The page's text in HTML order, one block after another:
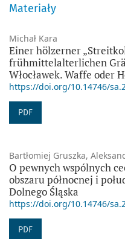
Materiały
Michał Kara
Einer hölzerner
frühmittelalterlichen
Włocławek. Waffe oder
https://doi.org/10.14746/
PDF
Bartłomiej Gruszka,
O pewnych wspólnych
obszaru północnej i
Dolnego Śląska
https://doi.org/10.14746/
PDF